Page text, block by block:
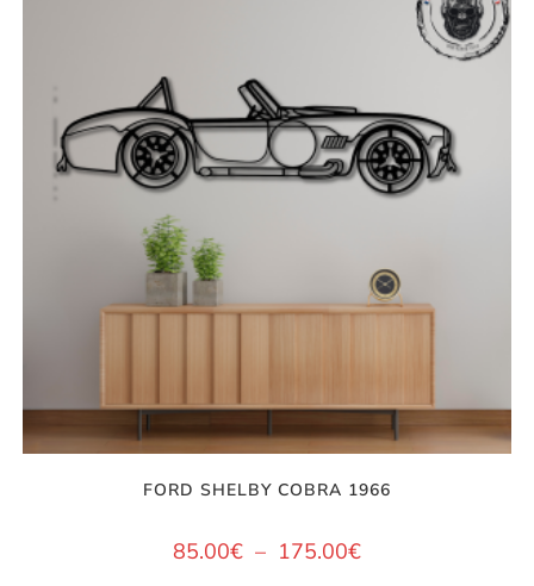
FORD SHELBY COBRA 1966
85.00€ – 175.00€